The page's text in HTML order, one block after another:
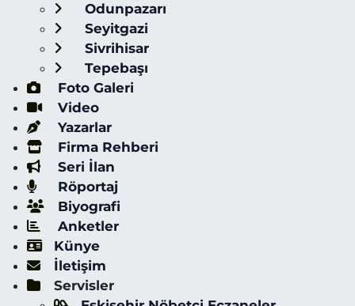
Odunpazarı
Seyitgazi
Sivrihisar
Tepebaşı
Foto Galeri
Video
Yazarlar
Firma Rehberi
Seri İlan
Röportaj
Biyografi
Anketler
Künye
İletişim
Servisler